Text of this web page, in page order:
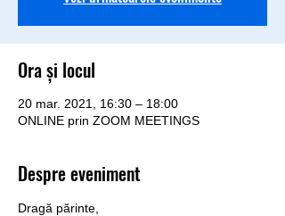
Ora și locul
20 mar. 2021, 16:30 – 18:00
ONLINE prin ZOOM MEETINGS
Despre eveniment
Dragă părinte,